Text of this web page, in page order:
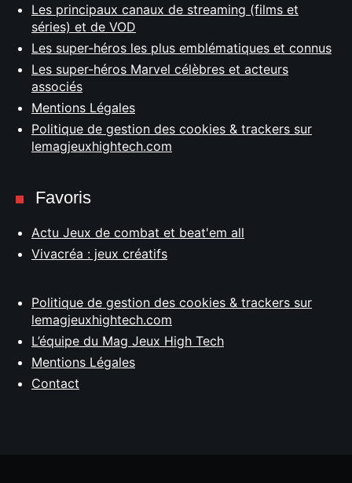
Les principaux canaux de streaming (films et
séries) et de VOD
Les super-héros les plus emblématiques et connus
Les super-héros Marvel célèbres et acteurs
associés
Mentions Légales
Politique de gestion des cookies & trackers sur
lemagjeuxhightech.com
Favoris
Actu Jeux de combat et beat'em all
Vivacréa : jeux créatifs
Politique de gestion des cookies & trackers sur
lemagjeuxhightech.com
L’équipe du Mag Jeux High Tech
Mentions Légales
Contact